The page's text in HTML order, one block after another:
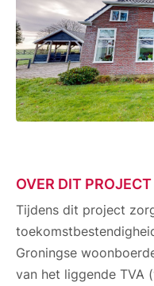
OVER DIT PROJECT
Tijdens dit project
Groningse
van het liggende TVA